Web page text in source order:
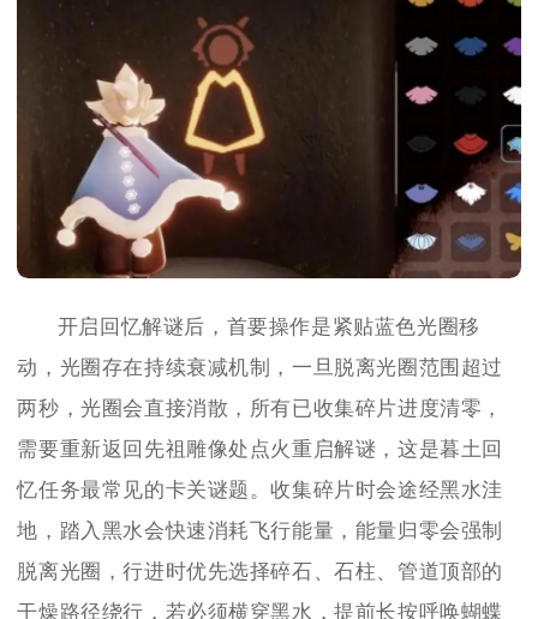
开启回忆解谜后，首要操作是紧贴蓝色光圈移
动，光圈存在持续衰减机制，一旦脱离光圈范围超过
两秒，光圈会直接消散，所有已收集碎片进度清零，
需要重新返回先祖雕像处点火重启解谜，这是暮土回
忆任务最常见的卡关谜题。收集碎片时会途经黑水洼
地，踏入黑水会快速消耗飞行能量，能量归零会强制
脱离光圈，行进时优先选择碎石、石柱、管道顶部的
干燥路径绕行，若必须横穿黑水，提前长按呼唤蝴蝶